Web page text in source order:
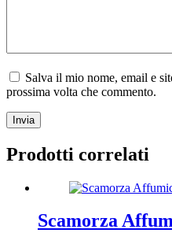
Salva il mio nome, email e
prossima volta che commento.
Invia
Prodotti correlati
Scamorza